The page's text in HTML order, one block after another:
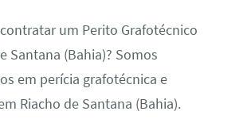
um Perito Grafotécnico
Santana (Bahia)? Somos
em perícia grafotécnica e
Riacho de Santana (Bahia).